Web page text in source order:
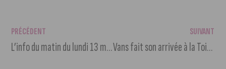
PRÉCÉDENT
L’info du matin du lundi 13 mars 2023
SUIVANT
Vans fait son arrivée à la Toison d’Or